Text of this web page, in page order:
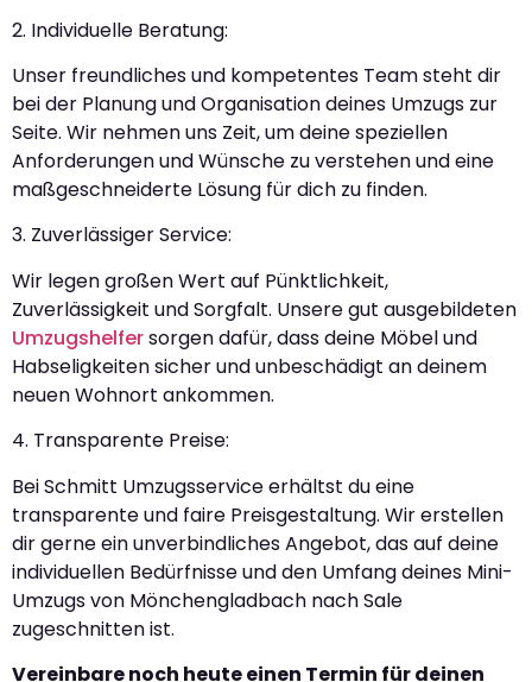
2. Individuelle Beratung:
Unser freundliches und kompetentes Team steht dir
bei der Planung und Organisation deines Umzugs zur
Seite. Wir nehmen uns Zeit, um deine speziellen
Anforderungen und Wünsche zu verstehen und eine
maßgeschneiderte Lösung für dich zu finden.
3. Zuverlässiger Service:
Wir legen großen Wert auf Pünktlichkeit,
Zuverlässigkeit und Sorgfalt. Unsere gut ausgebildeten
Umzugshelfersorgen dafür, dass deine Möbel und
Habseligkeiten sicher und unbeschädigt an deinem
neuen Wohnort ankommen.
4. Transparente Preise:
Bei Schmitt Umzugsservice erhältst du eine
transparente und faire Preisgestaltung. Wir erstellen
dir gerne ein unverbindliches Angebot, das auf deine
individuellen Bedürfnisse und den Umfang deines Mini-
Umzugs von Mönchengladbach nach Sale
zugeschnitten ist.
Vereinbare noch heute einen Termin für deinen